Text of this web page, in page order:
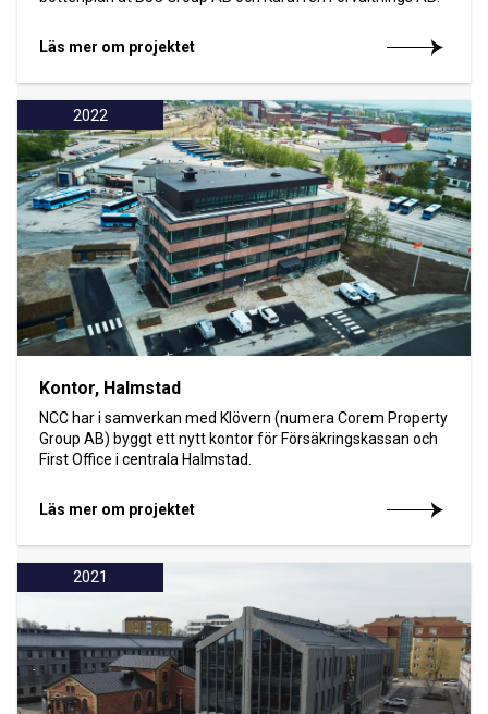
Läs mer om projektet
2022
Kontor, Halmstad
NCC har i samverkan med Klövern (numera Corem Property
Group AB) byggt ett nytt kontor för Försäkringskassan och
First Office i centrala Halmstad.
Läs mer om projektet
2021